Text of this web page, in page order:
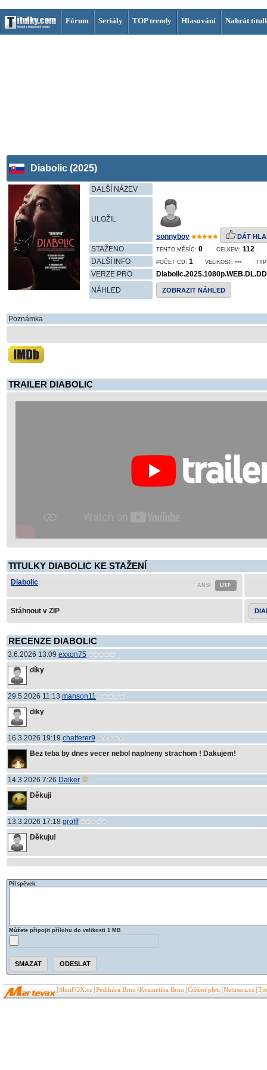
Fórum Seriály TOP trendy Hlasování Nahrát
Diabolic (2025)
DALŠÍ NÁZEV
ULOŽIL
sonnyboy DÁT
STAŽENO TENTO MĚSÍC: 0 CELKEM: 112
DALŠÍ INFO
POČET CD: 1 VELIKOST: ---
VERZE PRO
NÁHLED
ZOBRAZIT NÁHLED
Poznámka
TRAILER DIABOLIC
TITULKY DIABOLIC KE STAŽENÍ
Diabolic
Stáhnout v ZIP
RECENZE DIABOLIC
3.6.2026 13:09 exxon75
díky
29.5.2026 11:13 manson11
diky
16.3.2026 19:19 chatterer9
Bez teba by dnes vecer nebol naplneny strachom ! Dakujem!
14.3.2026 7:26 Daiker
Děkuji
13.3.2026 17:18 grofff
Děkuju!
Příspěvek:
Můžete připojit přílohu do velikosti 1 MB
SlimFOX.cz Pedikúra Brno Kosmetika Brno Čištění pleti Netusers.cz